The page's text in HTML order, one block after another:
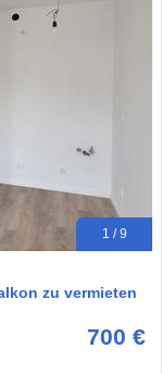
1 / 9
zu vermieten
700 €